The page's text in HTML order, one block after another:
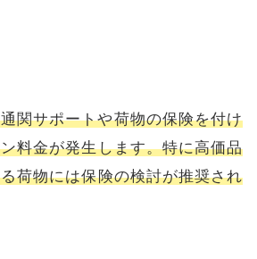
関サポートや荷物の保険を付け
料金が発生します。特に高価品
荷物には保険の検討が推奨され